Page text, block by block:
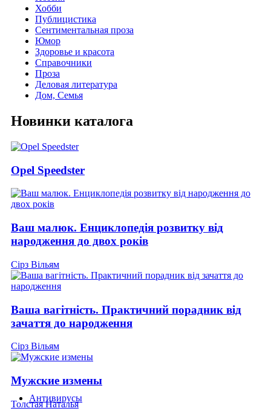
Хобби
Публицистика
Сентиментальная проза
Юмор
Здоровье и красота
Справочники
Проза
Деловая литература
Дом, Семья
Новинки каталога
Opel Speedster
Ваш малюк. Енциклопедія розвитку від
народження до двох років
Сірз Вільям
Ваша вагітність. Практичний порадник від
зачаття до народження
Сірз Вільям
Мужские измены
Толстая Наталья
Антивирусы